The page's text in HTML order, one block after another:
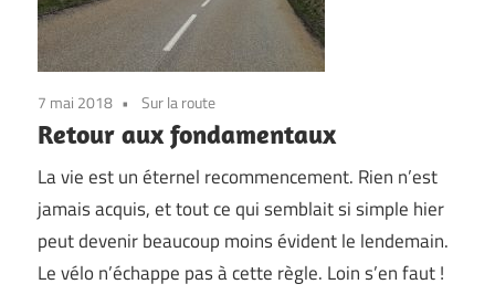
7 mai 2018 Sur la route
Retour aux fondamentaux
La vie est un éternel recommencement. Rien n’est
jamais acquis, et tout ce qui semblait si simple hier
peut devenir beaucoup moins évident le lendemain.
Le vélo n’échappe pas à cette règle. Loin s’en faut !